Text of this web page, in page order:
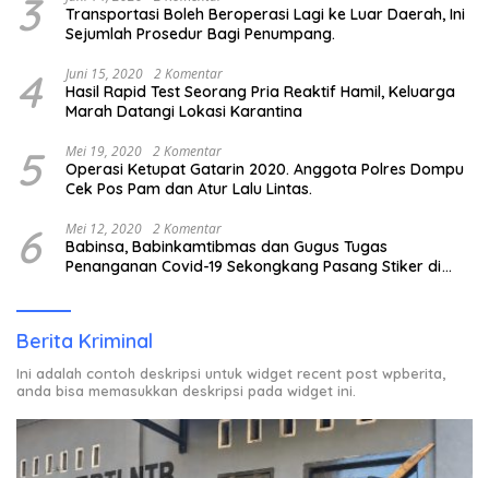
3
Transportasi Boleh Beroperasi Lagi ke Luar Daerah, Ini
Sejumlah Prosedur Bagi Penumpang.
4 Juni 15, 2020 2 Komentar
Hasil Rapid Test Seorang Pria Reaktif Hamil, Keluarga
Marah Datangi Lokasi Karantina
5 Mei 19, 2020 2 Komentar
Operasi Ketupat Gatarin 2020. Anggota Polres Dompu
Cek Pos Pam dan Atur Lalu Lintas.
6 Mei 12, 2020 2 Komentar
Babinsa, Babinkamtibmas dan Gugus Tugas
Penanganan Covid-19 Sekongkang Pasang Stiker di
Berita Kriminal
Ini adalah contoh deskripsi untuk widget recent post wpberita,
anda bisa memasukkan deskripsi pada widget ini.